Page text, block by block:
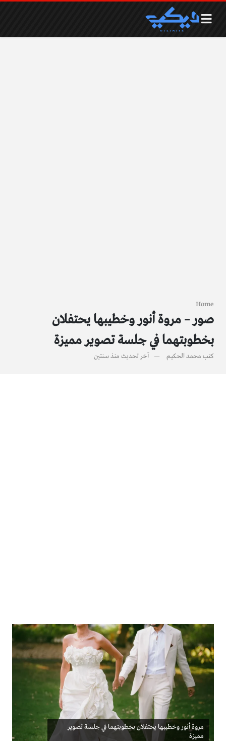
Home
صور – مروة أنور وخطيبها يحتفلان
بخطوبتهما في جلسة تصوير مميزة
كتب محمد الحكيم آخر تحديث منذ سنتين
مروة أنور وخطيبها يحتفلان بخطوبتهما في جلسة تصوير
مميزة